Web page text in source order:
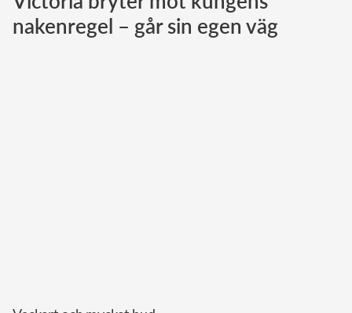
Norska kungahuset
nakenregel – går sin egen väg